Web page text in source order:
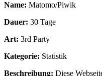
Name: Matomo/Piwik
Dauer: 30 Tage
Art: 3rd Party
Kategorie: Statistik
Beschreibung: Diese